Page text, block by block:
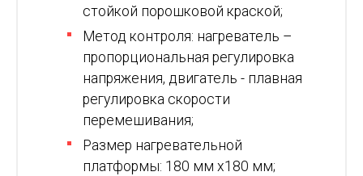
стойкой порошковой краской;
Метод контроля: нагреватель –
пропорциональная регулировка
напряжения, двигатель - плавная
регулировка скорости
перемешивания;
Размер нагревательной
платформы: 180 мм х180 мм;